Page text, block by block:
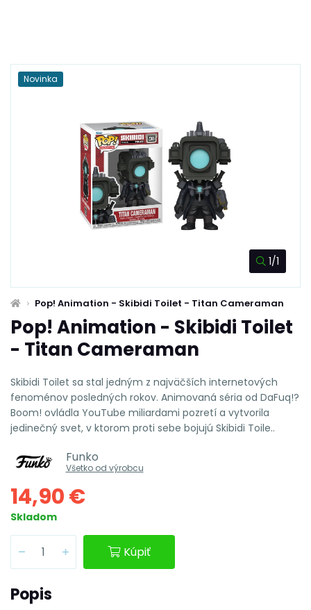
Novinka
1/1
Pop! Animation - Skibidi Toilet - Titan Cameraman
Pop! Animation - Skibidi Toilet
- Titan Cameraman
Skibidi Toilet sa stal jedným z najväčších internetových
fenoménov posledných rokov. Animovaná séria od DaFuq!?
Boom! ovládla YouTube miliardami pozretí a vytvorila
jedinečný svet, v ktorom proti sebe bojujú Skibidi Toile..
Funko
Všetko od výrobcu
14,90 €
Skladom
Kúpiť
Popis